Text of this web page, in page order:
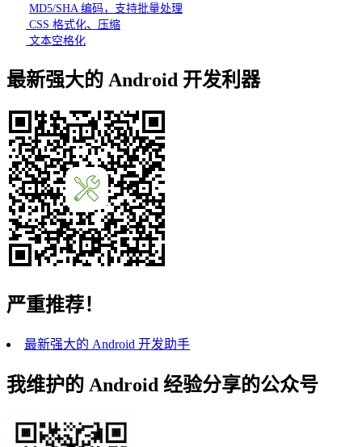
MD5/SHA 编码，支持批量处理
CSS 格式化、压缩
文本空格化
最新强大的 Android 开发利器
严重推荐！
最新强大的 Android 开发助手
我维护的 Android 经验分享的公众号